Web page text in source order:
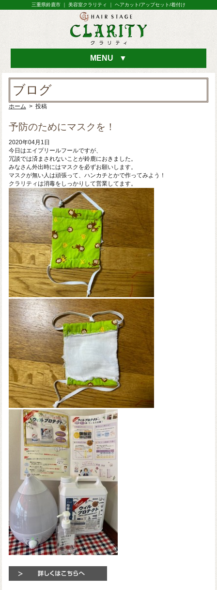
三重県鈴鹿市 ｜ 美容室クラリティ ｜ ヘアカット/アップセット/着付け
MENU ▼
ブログ
ホーム > 投稿
予防のためにマスクを！
2020年04月1日
今日はエイプリールフールですが、
冗談では済まされないことが鈴鹿におきました。
みなさん外出時にはマスクを必ずお願いします。
マスクが無い人は頑張って、ハンカチとかで作ってみよう！
クラリティは消毒をしっかりして営業してます。